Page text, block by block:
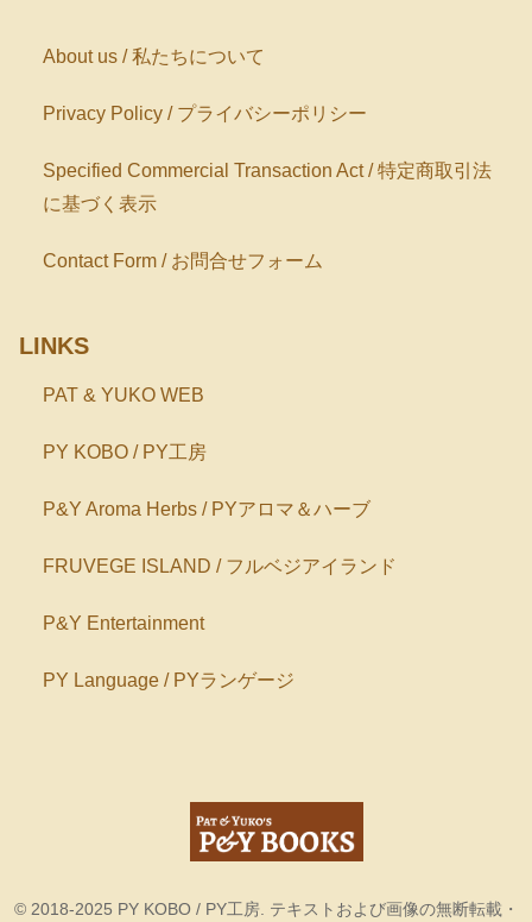
About us / 私たちについて
Privacy Policy / プライバシーポリシー
Specified Commercial Transaction Act / 特定商取引法
に基づく表示
Contact Form / お問合せフォーム
LINKS
PAT & YUKO WEB
PY KOBO / PY工房
P&Y Aroma Herbs / PYアロマ＆ハーブ
FRUVEGE ISLAND / フルベジアイランド
P&Y Entertainment
PY Language / PYランゲージ
© 2018-2025 PY KOBO / PY工房. テキストおよび画像の無断転載・